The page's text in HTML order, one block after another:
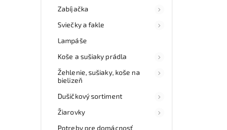
Zabíjačka
Sviečky a fakle
Lampáše
Koše a sušiaky prádla
Žehlenie, sušiaky, koše na
bielizeň
Dušičkový sortiment
Žiarovky
Potreby pre domácnosť